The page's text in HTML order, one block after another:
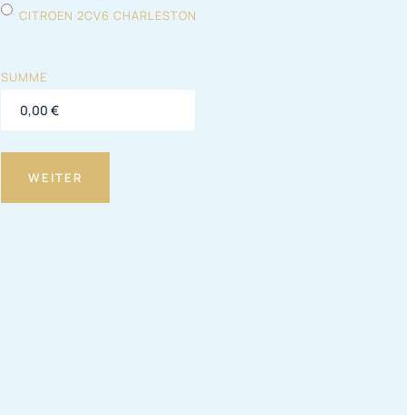
Citroen 2CV6 Charleston
CITROEN 2CV6 CHARLESTON
SUMME